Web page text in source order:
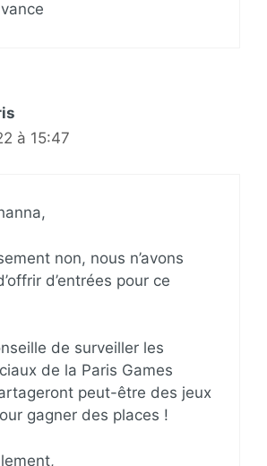
à 15:47
non, nous n’avons
d’entrées pour ce
de surveiller les
de la Paris Games
peut-être des jeux
gagner des places !